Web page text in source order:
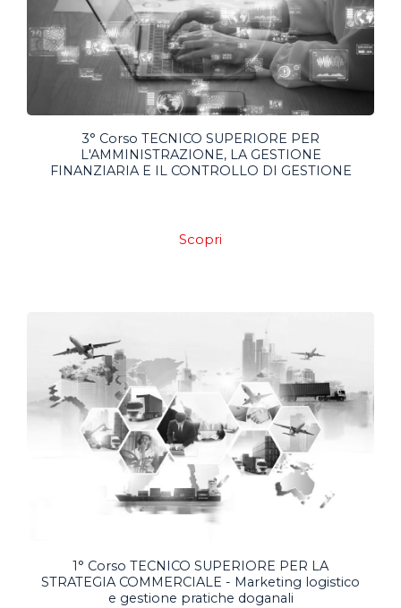
3° Corso TECNICO SUPERIORE PER
L'AMMINISTRAZIONE, LA GESTIONE
FINANZIARIA E IL CONTROLLO DI GESTIONE
Scopri
1° Corso TECNICO SUPERIORE PER LA
STRATEGIA COMMERCIALE - Marketing logistico
e gestione pratiche doganali